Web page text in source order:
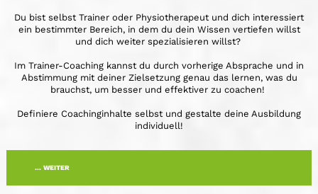
Du bist selbst Trainer oder Physiotherapeut und dich interessiert
ein bestimmter Bereich, in dem du dein Wissen vertiefen willst
und dich weiter spezialisieren willst?
Im Trainer-Coaching kannst du durch vorherige Absprache und in
Abstimmung mit deiner Zielsetzung genau das lernen, was du
brauchst, um besser und effektiver zu coachen!
Definiere Coachinginhalte selbst und gestalte deine Ausbildung
individuell!
... WEITER